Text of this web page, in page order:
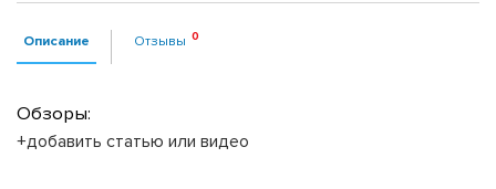
Описание Отзывы
Обзоры:
+добавить статью или видео